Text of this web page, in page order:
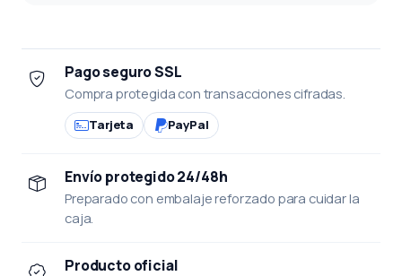
Pago seguro SSL
Compra protegida con transacciones cifradas.
Tarjeta PayPal
Envío protegido 24/48h
Preparado con embalaje reforzado para cuidar la
caja.
Producto oficial